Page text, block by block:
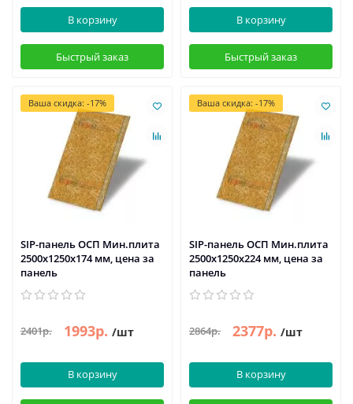
В корзину
Быстрый заказ
В корзину
Быстрый заказ
Ваша скидка: -17%
SIP-панель ОСП Мин.плита
2500х1250х174 мм, цена за
панель
2401р. 1993р. /шт
В корзину
Ваша скидка: -17%
SIP-панель ОСП Мин.плита
2500х1250х224 мм, цена за
панель
2864р. 2377р. /шт
В корзину